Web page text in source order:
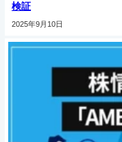
検証
2025年9月10日